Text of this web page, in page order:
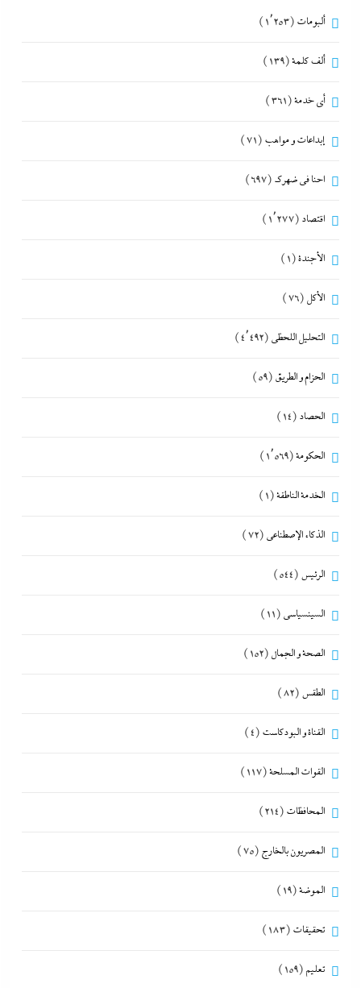
ألبومات (1٬253)
ألف كلمة(139)
أي خدمة(361)
إبداعات و مواهب (71)
احنا في ضهرك (697)
اقتصاد (1٬277)
الأجندة(1)
الأكل (76)
التحليل اللحظي (4٬492)
الحزام و الطريق (59)
الحصاد (14)
الحكومة(1٬569)
الخدمة الناطقة(1)
الذكاء الإصطناعي (72)
الرئيس (544)
السينسياسي (11)
الصحة و الجمال (152)
الطقس (82)
القناة و البودكاست (4)
القوات المسلحة(117)
المحافظات (214)
المصريون بالخارج (75)
الموضة(19)
تحقيقات (183)
تعليم (159)